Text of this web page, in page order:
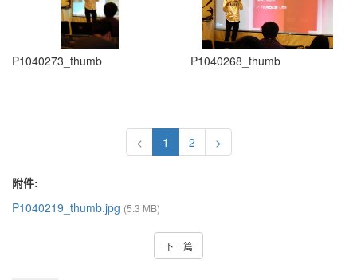
P1040273_thumb P1040268_thumb
< 1 2 >
附件:
P1040219_thumb.jpg (5.3 MB)
下一篇